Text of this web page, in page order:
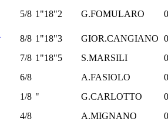
5/8 1"18"2 G.FOMULARO
8/8 1"18"3 GIOR.CANGIANO
7/8 1"18"5 S.MARSILI
6/8 A.FASIOLO
1/8 " G.CARLOTTO
4/8 A.MIGNANO